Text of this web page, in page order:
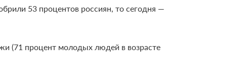
53 процентов россиян, то сегодня —
(71 процент молодых людей в возрасте